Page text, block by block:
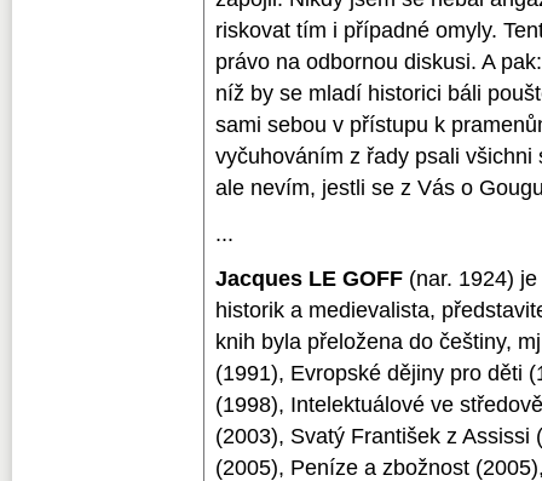
riskovat tím i případné omyly.
právo na odbornou diskusi. A
níž by se mladí historici báli
sami sebou v přístupu k
vyčuhováním z řady psali
ale nevím, jestli se z Vás o
...
Jacques LE GOFF (nar. 1924)
historik a medievalista,
knih byla přeložena do češtiny,
(1991), Evropské dějiny pro děti
(1998), Intelektuálové ve
(2003), Svatý František z Assissi
(2005), Peníze a zbožnost